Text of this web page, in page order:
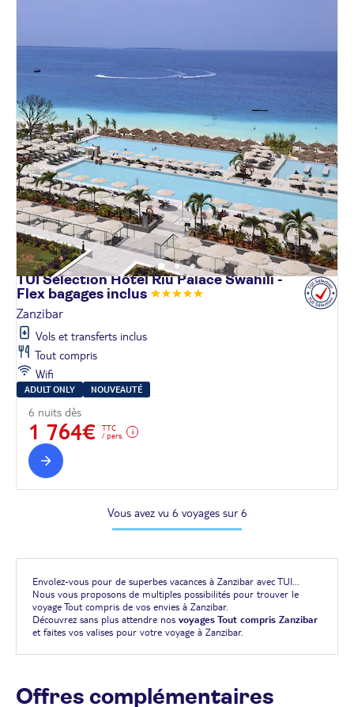
TUI Sélection Hôtel Riu Palace Swahili -
Flex bagages inclus
Zanzibar
Vols et transferts inclus
Tout compris
Wifi
ADULT ONLY NOUVEAUTÉ
6 nuits dès
1 764€
TTC
/ pers.
Vous avez vu 6 voyages sur 6
Envolez-vous pour de superbes vacances à Zanzibar avec TUI...
Nous vous proposons de multiples possibilités pour trouver le
voyage Tout compris de vos envies à Zanzibar.
Découvrez sans plus attendre nos voyages Tout compris Zanzibar
et faites vos valises pour votre voyage à Zanzibar.
Offres complémentaires